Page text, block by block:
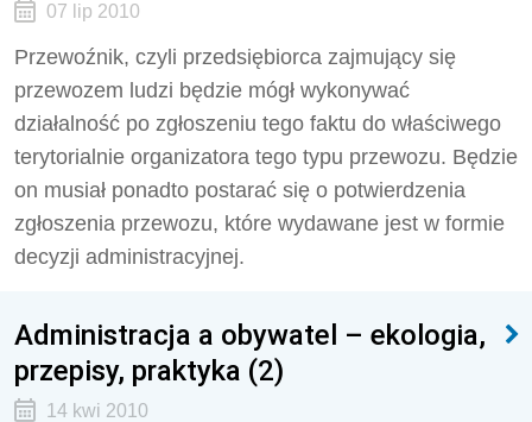
07 lip 2010
Przewoźnik, czyli przedsiębiorca zajmujący się
przewozem ludzi będzie mógł wykonywać
działalność po zgłoszeniu tego faktu do właściwego
terytorialnie organizatora tego typu przewozu. Będzie
on musiał ponadto postarać się o potwierdzenia
zgłoszenia przewozu, które wydawane jest w formie
decyzji administracyjnej.
Administracja a obywatel – ekologia,
przepisy, praktyka (2)
14 kwi 2010